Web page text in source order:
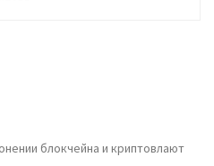
блокчейна и криптовлают